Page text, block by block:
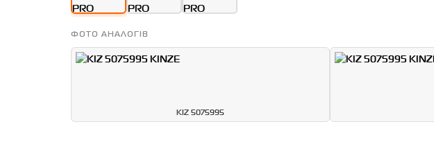
ФОТО АНАЛОГІВ
KIZ 5075995